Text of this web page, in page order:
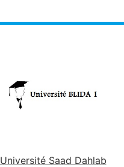
Université Saad Dahlab